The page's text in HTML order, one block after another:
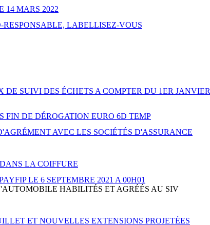
14 MARS 2022
LABELLISEZ-VOUS
SUIVI DES ÉCHETS A COMPTER DU 1ER JANVIER
FIN DE DÉROGATION EURO 6D TEMP
AVEC LES SOCIÉTÉS D'ASSURANCE
LA COIFFURE
LE 6 SEPTEMBRE 2021 A 00H01
HABILITÉS ET AGRÉÉS AU SIV
ET NOUVELLES EXTENSIONS PROJETÉES